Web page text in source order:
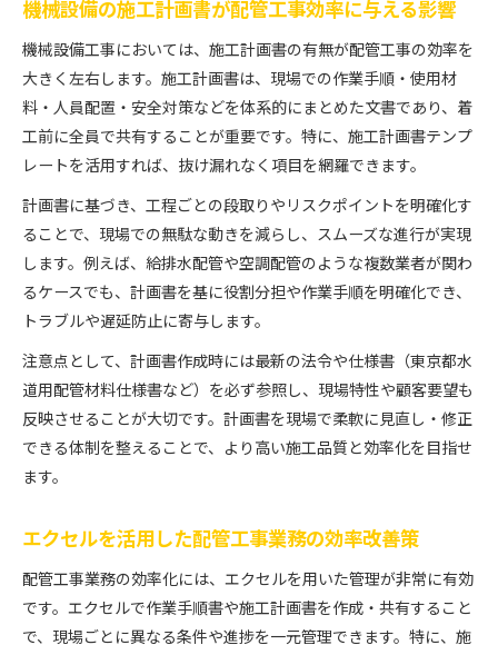
機械設備の施工計画書が配管工事効率に与える影響
機械設備工事においては、施工計画書の有無が配管工事の効率を
大きく左右します。施工計画書は、現場での作業手順・使用材
料・人員配置・安全対策などを体系的にまとめた文書であり、着
工前に全員で共有することが重要です。特に、施工計画書テンプ
レートを活用すれば、抜け漏れなく項目を網羅できます。
計画書に基づき、工程ごとの段取りやリスクポイントを明確化す
ることで、現場での無駄な動きを減らし、スムーズな進行が実現
します。例えば、給排水配管や空調配管のような複数業者が関わ
るケースでも、計画書を基に役割分担や作業手順を明確化でき、
トラブルや遅延防止に寄与します。
注意点として、計画書作成時には最新の法令や仕様書（東京都水
道用配管材料仕様書など）を必ず参照し、現場特性や顧客要望も
反映させることが大切です。計画書を現場で柔軟に見直し・修正
できる体制を整えることで、より高い施工品質と効率化を目指せ
ます。
エクセルを活用した配管工事業務の効率改善策
配管工事業務の効率化には、エクセルを用いた管理が非常に有効
です。エクセルで作業手順書や施工計画書を作成・共有すること
で、現場ごとに異なる条件や進捗を一元管理できます。特に、施